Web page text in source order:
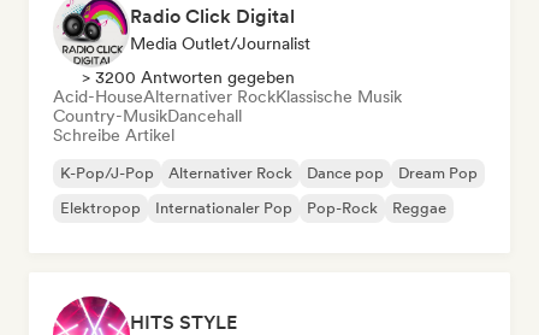
Radio Click Digital
Media Outlet/Journalist
> 3200 Antworten gegeben
Acid-HouseAlternativer RockKlassische Musik
Country-MusikDancehall
Schreibe Artikel
K-Pop/J-Pop Alternativer Rock Dance pop
Dream Pop
Elektropop
Internationaler Pop Pop-Rock Reggae
HITS STYLE